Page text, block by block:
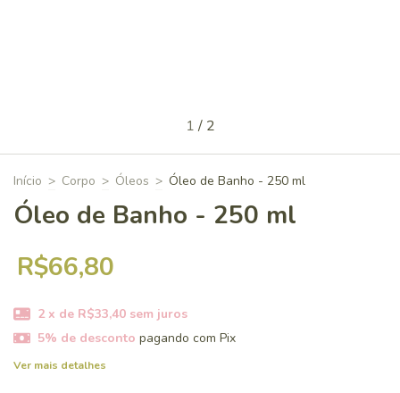
1 / 2
Início > Corpo > Óleos > Óleo de Banho - 250 ml
Óleo de Banho - 250 ml
R$66,80
2 x de R$33,40 sem juros
5% de desconto pagando com Pix
Ver mais detalhes